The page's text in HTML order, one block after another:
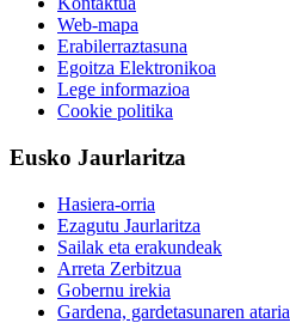
Web-mapa
Erabilerraztasuna
Egoitza Elektronikoa
Lege informazioa
Cookie politika
Eusko Jaurlaritza
Hasiera-orria
Ezagutu Jaurlaritza
Sailak eta erakundeak
Arreta Zerbitzua
Gobernu irekia
Gardena, gardetasunaren ataria